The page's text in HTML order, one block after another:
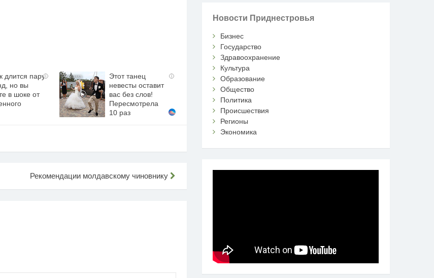
i
длится пару
но вы
в шоке от
i
Этот танец
невесты оставит
вас без слов!
Пересмотрела
10 раз
Рекомендации молдавскому чиновнику
Новости Приднестровья
Бизнес
Государство
Здравоохранение
Культура
Образование
Общество
Политика
Происшествия
Регионы
Экономика